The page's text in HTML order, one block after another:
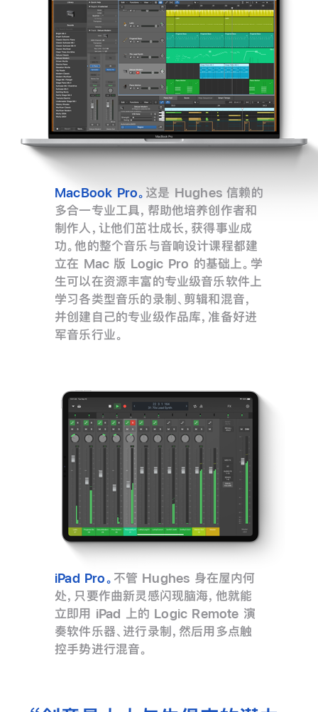
MacBook Pro。 这是 Hughes 信赖的
多合一专业工具，帮助他培养创作者和
制作人，让他们茁壮成长，获得事业成
功。他的整个音乐与音响设计课程都建
立在 Mac 版 Logic Pro 的基础上。学
生可以在资源丰富的专业级音乐软件上
学习各类型音乐的录制、剪辑和混音，
并创建自己的专业级作品库，准备好进
军音乐行业。
iPad Pro。 不管 Hughes 身在屋内何
处，只要作曲新灵感闪现脑海，他就能
立即用 iPad 上的 Logic Remote 演
奏软件乐器、进行录制，然后用多点触
控手势进行混音。